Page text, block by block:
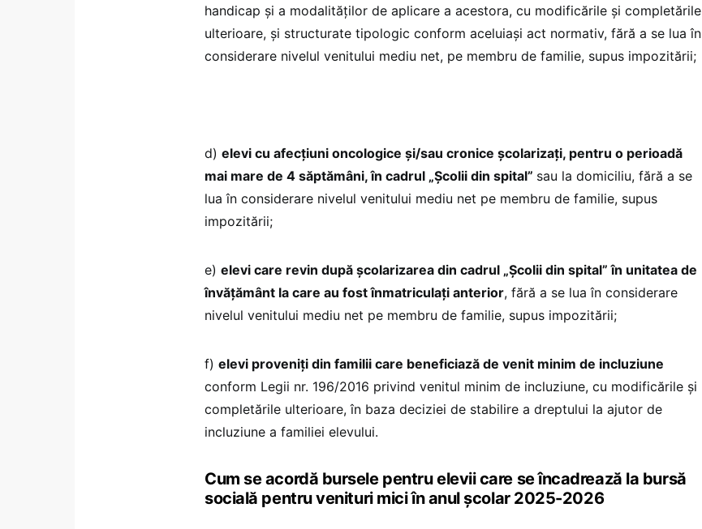
handicap şi a modalităţilor de aplicare a acestora, cu modificările şi completările
ulterioare, şi structurate tipologic conform aceluiaşi act normativ, fără a se lua în
considerare nivelul venitului mediu net, pe membru de familie, supus impozitării;
d) elevi cu afecţiuni oncologice şi/sau cronice şcolarizaţi, pentru o perioadă
mai mare de 4 săptămâni, în cadrul „Şcolii din spital” sau la domiciliu, fără a se
lua în considerare nivelul venitului mediu net pe membru de familie, supus
impozitării;
e) elevi care revin după şcolarizarea din cadrul „Şcolii din spital” în unitatea de
învăţământ la care au fost înmatriculaţi anterior, fără a se lua în considerare
nivelul venitului mediu net pe membru de familie, supus impozitării;
f) elevi proveniţi din familii care beneficiază de venit minim de incluziune
conform Legii nr. 196/2016 privind venitul minim de incluziune, cu modificările şi
completările ulterioare, în baza deciziei de stabilire a dreptului la ajutor de
incluziune a familiei elevului.
Cum se acordă bursele pentru elevii care se încadrează la bursă
socială pentru venituri mici în anul școlar 2025-2026